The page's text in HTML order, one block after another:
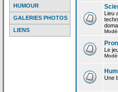
HUMOUR
GALERIES PHOTOS
LIENS
Lieu
Le
Une